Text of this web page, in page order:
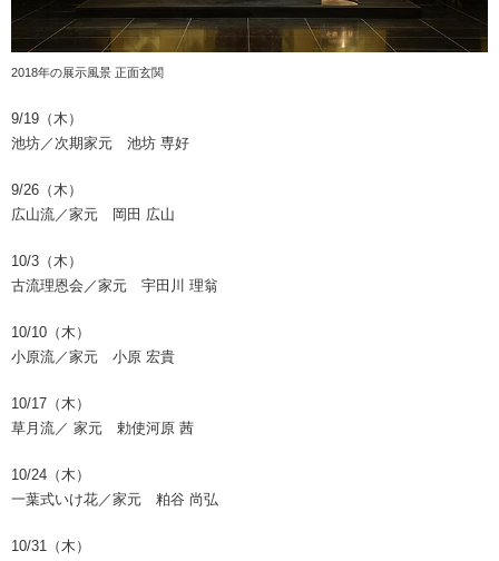
2018年の展示風景 正面玄関
9/19（木）
池坊／次期家元 池坊 専好
9/26（木）
広山流／家元 岡田 広山
10/3（木）
古流理恩会／家元 宇田川 理翁
10/10（木）
小原流／家元 小原 宏貴
10/17（木）
草月流／ 家元 勅使河原 茜
10/24（木）
一葉式いけ花／家元 粕谷 尚弘
10/31（木）